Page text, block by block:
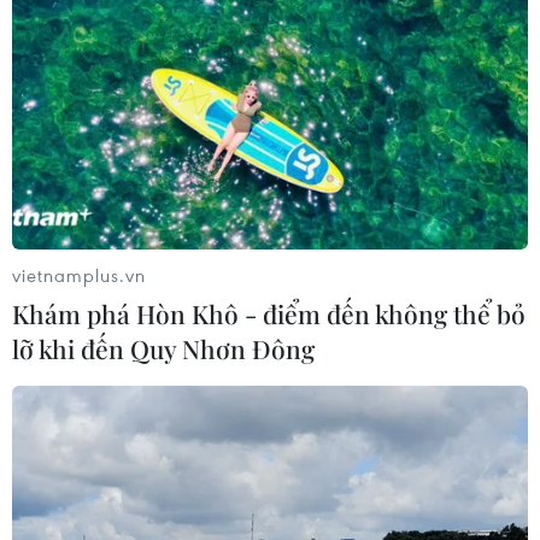
VIB ra mắt One Card, mở ra bước
tiến mới về thẻ tín dụng
05/08/2026 01:48
Doanh thu của Apple tại Ấn Độ lần
đầu vượt 10 tỷ USD
05/08/2026 00:53
Boeing 737 MAX 7 được đưa vào khai
thác sau hơn 8 năm chờ đợi
04/08/2026 02:48
vietnamplus.vn
Khám phá Hòn Khô - điểm đến không thể bỏ
lỡ khi đến Quy Nhơn Đông